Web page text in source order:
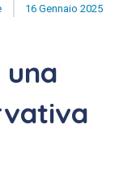
16 Gennaio 2025